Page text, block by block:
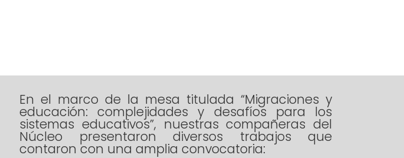
En el marco de la mesa titulada “Migraciones y
educación: complejidades y desafíos para los
sistemas educativos”, nuestras compañeras del
Núcleo presentaron diversos trabajos que
contaron con una amplia convocatoria: